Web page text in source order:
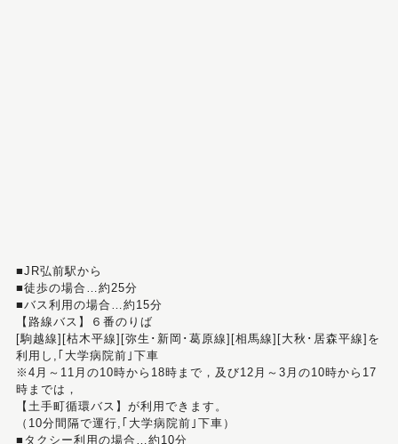
■JR弘前駅から
■徒歩の場合…約25分
■バス利用の場合…約15分
【路線バス】６番のりば
[駒越線][枯木平線][弥生･新岡･葛原線][相馬線][大秋･居森平線]を
利用し,｢大学病院前｣下車
※4月～11月の10時から18時まで，及び12月～3月の10時から17
時までは，
【土手町循環バス】が利用できます。
（10分間隔で運行,｢大学病院前｣下車）
■タクシー利用の場合…約10分